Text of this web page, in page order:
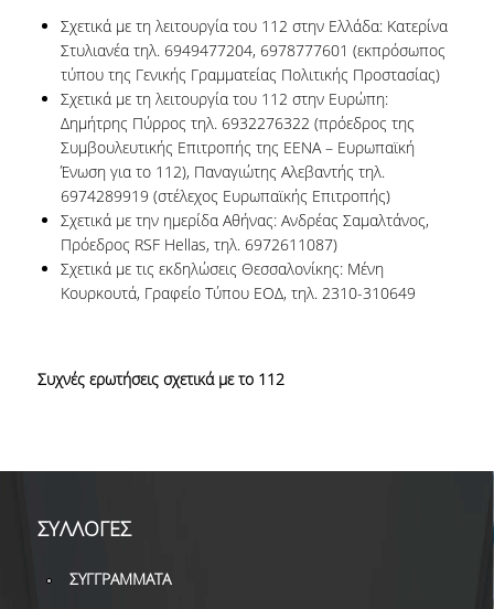
Σχετικά με τη λειτουργία του 112 στην Ελλάδα: Κατερίνα
Στυλιανέα τηλ. 6949477204, 6978777601 (εκπρόσωπος
τύπου της Γενικής Γραμματείας Πολιτικής Προστασίας)
Σχετικά με τη λειτουργία του 112 στην Ευρώπη:
Δημήτρης Πύρρος τηλ. 6932276322 (πρόεδρος της
Συμβουλευτικής Επιτροπής της ΕΕΝΑ – Ευρωπαϊκή
Ένωση για το 112), Παναγιώτης Αλεβαντής τηλ.
6974289919 (στέλεχος Ευρωπαϊκής Επιτροπής)
Σχετικά με την ημερίδα Αθήνας: Ανδρέας Σαμαλτάνος,
Πρόεδρος RSF Hellas, τηλ. 6972611087)
Σχετικά με τις εκδηλώσεις Θεσσαλονίκης: Μένη
Κουρκουτά, Γραφείο Τύπου ΕΟΔ, τηλ. 2310-310649
Συχνές ερωτήσεις σχετικά με το 112
ΣΥΛΛΟΓΕΣ
ΣΥΓΓΡΑΜΜΑΤΑ